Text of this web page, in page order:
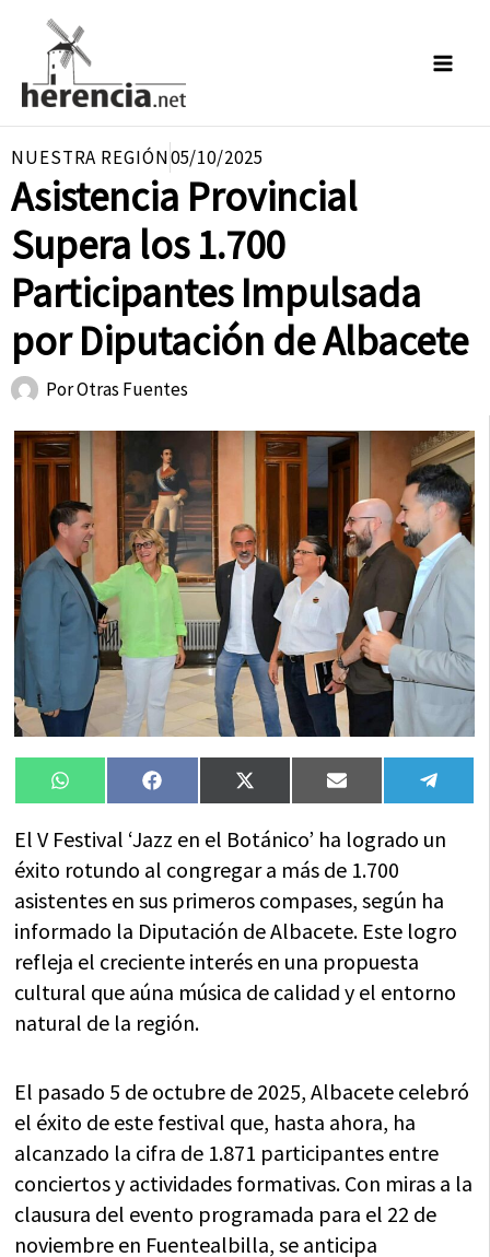
contenido
NUESTRA REGIÓN05/10/2025
Asistencia Provincial
Supera los 1.700
Participantes Impulsada
por Diputación de Albacete
PorOtras Fuentes
Compartir
en
WhatsAppCompartir
en
FacebookCompartir
en
X
(Twitter)
Compartir
en
Email
en
El V Festival ‘Jazz en el Botánico’ ha logrado un
éxito rotundo al congregar a más de 1.700
asistentes en sus primeros compases, según ha
informado la Diputación de Albacete. Este logro
refleja el creciente interés en una propuesta
cultural que aúna música de calidad y el entorno
natural de la región.
El pasado 5 de octubre de 2025, Albacete celebró
el éxito de este festival que, hasta ahora, ha
alcanzado la cifra de 1.871 participantes entre
conciertos y actividades formativas. Con miras a la
clausura del evento programada para el 22 de
noviembre en Fuentealbilla, se anticipa